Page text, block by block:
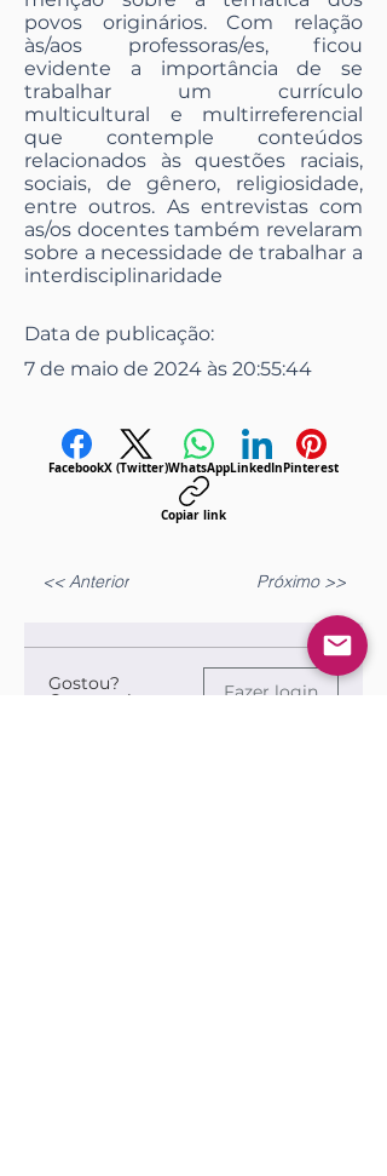
povos originários. Com relação
às/aos professoras/es, ficou
evidente a importância de se
trabalhar um currículo
multicultural e multirreferencial
que contemple conteúdos
relacionados às questões raciais,
sociais, de gênero, religiosidade,
entre outros. As entrevistas com
as/os docentes também revelaram
sobre a necessidade de trabalhar a
interdisciplinaridade
Data de publicação:
7 de maio de 2024 às 20:55:44
FacebookX (Twitter)WhatsAppLinkedInPinterest
Copiar link
<< Anterior Próximo >>
Gostou?
Comente! Fazer login